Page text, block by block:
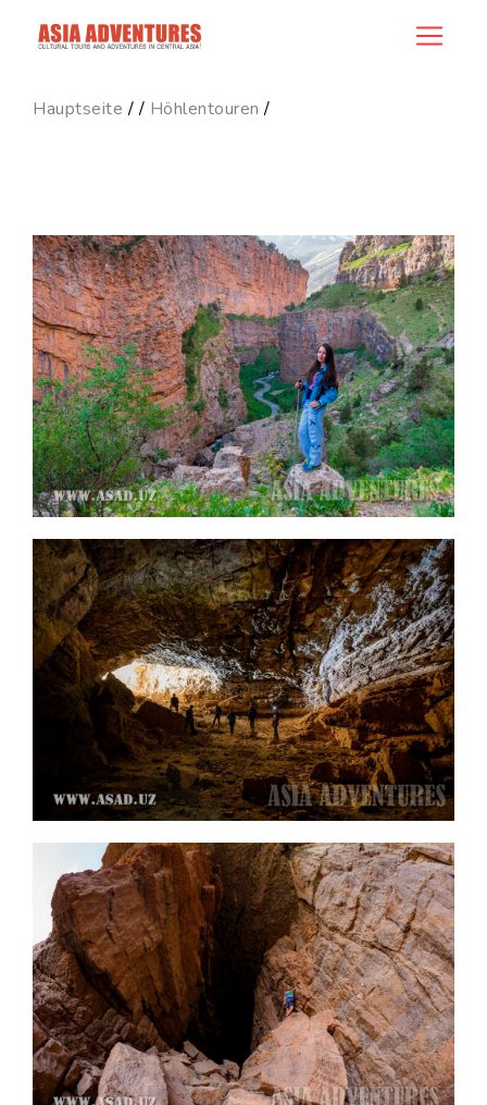
product_id130
Hauptseite // Höhlentouren /